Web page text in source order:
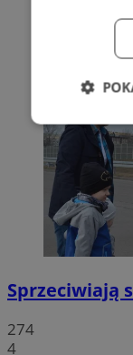
Sprzeciwiają
274
4